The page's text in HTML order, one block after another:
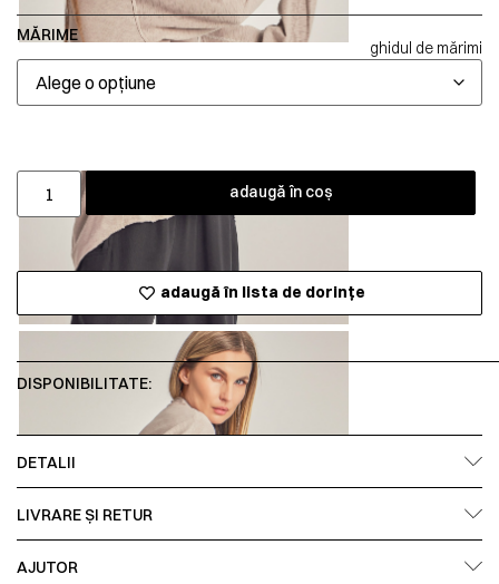
MĂRIME
ghidul de mărimi
adaugă în coș
adaugă în lista de dorințe
DISPONIBILITATE:
DETALII
LIVRARE ȘI RETUR
AJUTOR